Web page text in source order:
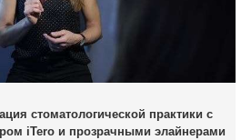
стоматологической практики c
iTero и прозрачными элайнерами